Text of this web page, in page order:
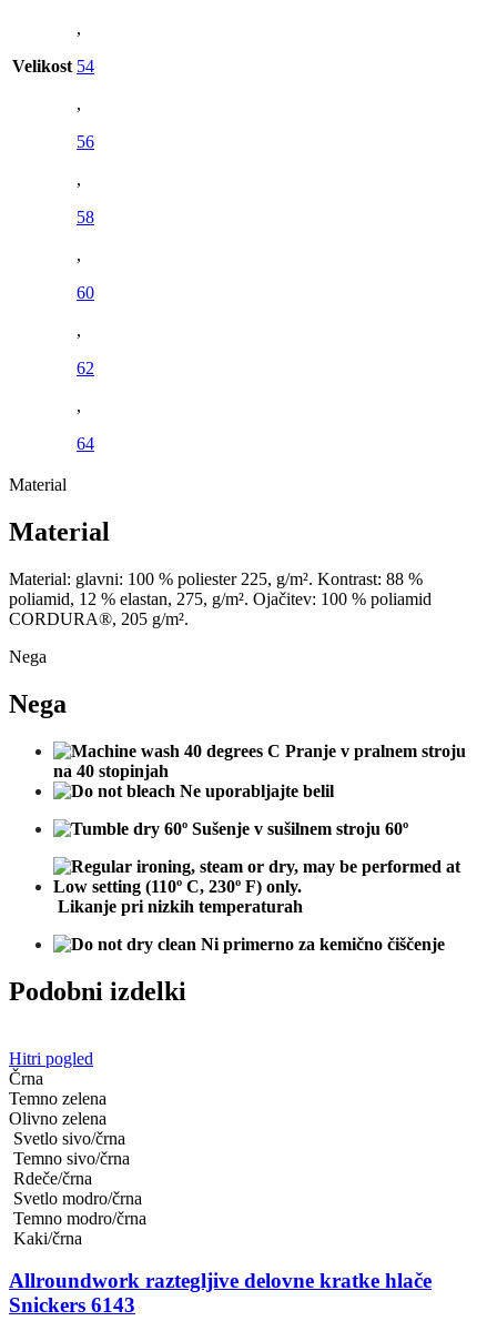
Velikost
,
54
,
56
,
58
,
60
,
62
,
64
Material
Material
Material: glavni: 100 % poliester 225, g/m². Kontrast: 88 %
poliamid, 12 % elastan, 275, g/m². Ojačitev: 100 % poliamid
CORDURA®, 205 g/m².
Nega
Nega
Pranje v pralnem stroju
na 40 stopinjah
Ne uporabljajte belil
Sušenje v sušilnem stroju 60º
Likanje pri nizkih temperaturah
Ni primerno za kemično čiščenje
Podobni izdelki
Hitri pogled
Črna
Temno zelena
Olivno zelena
Svetlo sivo/črna
Temno sivo/črna
Rdeče/črna
Svetlo modro/črna
Temno modro/črna
Kaki/črna
Allroundwork raztegljive delovne kratke hlače
Snickers 6143